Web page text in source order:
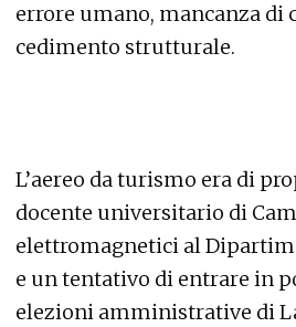
errore umano, mancanza di
cedimento strutturale.
L’aereo da turismo era di
docente universitario di
elettromagnetici al
e un tentativo di entrare in
elezioni amministrative di